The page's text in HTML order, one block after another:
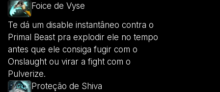
Foice de Vyse
Te dá um disable instantâneo contra o
Primal Beast pra explodir ele no tempo
antes que ele consiga fugir com o
Onslaught ou virar a fight com o
Pulverize.
Proteção de Shiva